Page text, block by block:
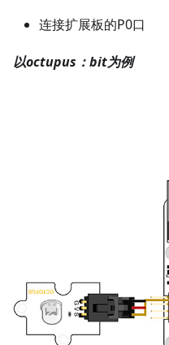
连接扩展板的P0口
以octupus：bit为例